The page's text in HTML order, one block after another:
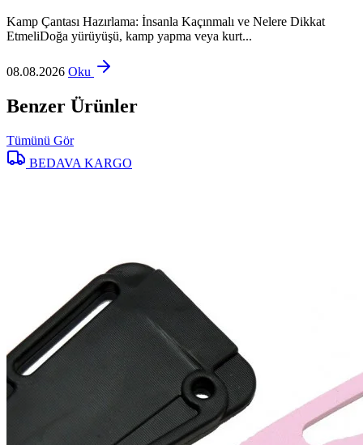
Kamp Çantası Hazırlama: İnsanla Kaçınmalı ve Nelere Dikkat
EtmeliDoğa yürüyüşü, kamp yapma veya kurt...
08.08.2026 Oku
Benzer Ürünler
Tümünü Gör
BEDAVA KARGO